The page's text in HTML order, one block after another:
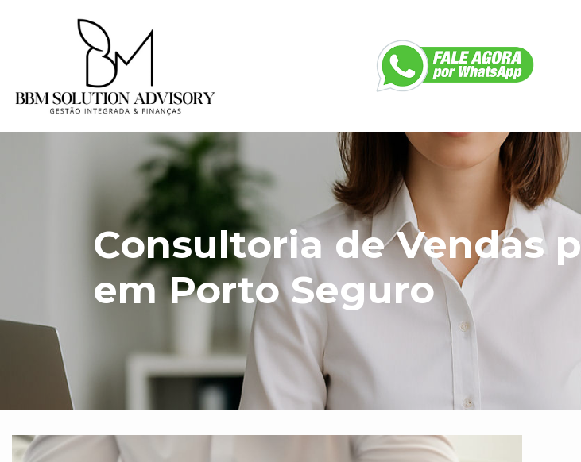
Consultoria de Vendas
em Porto Seguro